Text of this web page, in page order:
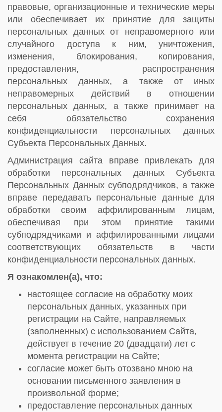
правовые, организационные и технические меры
или обеспечивает их принятие для защиты
персональных данных от неправомерного или
случайного доступа к ним, уничтожения,
изменения, блокирования, копирования,
предоставления, распространения
персональных данных, а также от иных
неправомерных действий в отношении
персональных данных, а также принимает на
себя обязательство сохранения
конфиденциальности персональных данных
Субъекта Персональных Данных.
Администрация сайта вправе привлекать для
обработки персональных данных Субъекта
Персональных Данных субподрядчиков, а также
вправе передавать персональные данные для
обработки своим аффилированным лицам,
обеспечивая при этом принятие такими
субподрядчиками и аффилированными лицами
соответствующих обязательств в части
конфиденциальности персональных данных.
Я ознакомлен(а), что:
настоящее согласие на обработку моих
персональных данных, указанных при
регистрации на Сайте, направляемых
(заполненных) с использованием Cайта,
действует в течение 20 (двадцати) лет с
момента регистрации на Cайте;
согласие может быть отозвано мною на
основании письменного заявления в
произвольной форме;
предоставление персональных данных